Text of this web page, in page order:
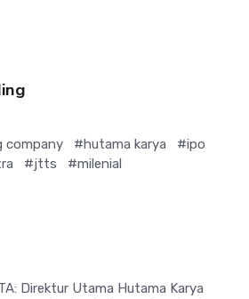
company #hutama karya
#ipo
#jtts #milenial
Direktur Utama Hutama Karya